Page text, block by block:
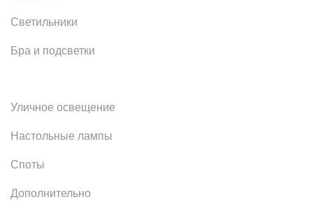
Светильники
Бра и подсветки
Уличное освещение
Настольные лампы
Споты
Дополнительно